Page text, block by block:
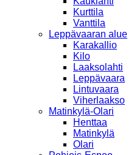
Kurttila
Vanttila
Leppävaaran alue
Karakallio
Kilo
Laaksolahti
Leppävaara
Lintuvaara
Viherlaakso
Matinkylä-Olari
Henttaa
Matinkylä
Olari